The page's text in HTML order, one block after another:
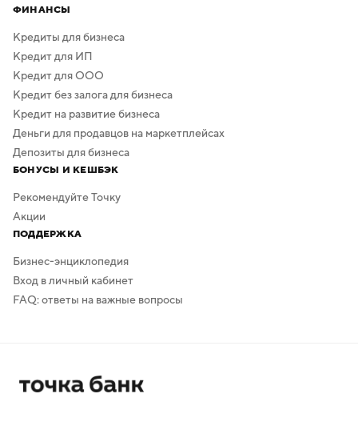
ФИНАНСЫ
Кредиты для бизнеса
Кредит для ИП
Кредит для ООО
Кредит без залога для бизнеса
Кредит на развитие бизнеса
Деньги для продавцов на маркетплейсах
Депозиты для бизнеса
БОНУСЫ И КЕШБЭК
Рекомендуйте Точку
Акции
ПОДДЕРЖКА
Бизнес-энциклопедия
Вход в личный кабинет
FAQ: ответы на важные вопросы